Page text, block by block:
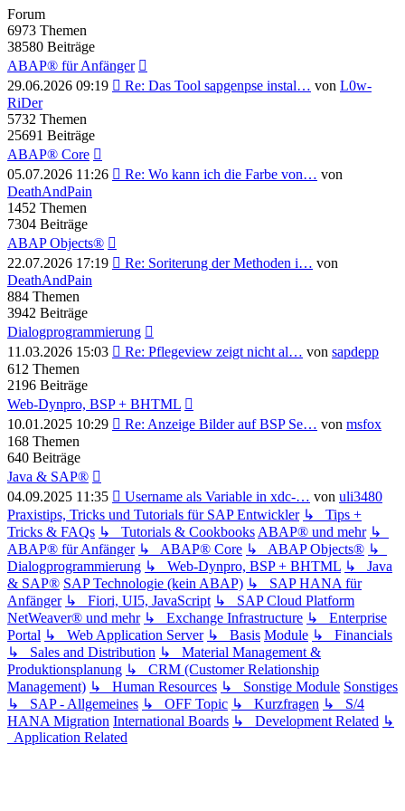
Forum
6973 Themen
38580 Beiträge
ABAP® für Anfänger
29.06.2026 09:19
Neuester
Re: Das Tool sapgenpse instal… von L0w-
RiDer
5732 Themen
25691 Beiträge
ABAP® Core
05.07.2026 11:26
Neuester
Re: Wo kann ich die Farbe von… von
DeathAndPain
1452 Themen
7304 Beiträge
ABAP Objects®
22.07.2026 17:19
Neuester
Re: Soriterung der Methoden i… von
DeathAndPain
884 Themen
3942 Beiträge
Dialogprogrammierung
11.03.2026 15:03
Neuester
Re: Pflegeview zeigt nicht al… von sapdepp
612 Themen
2196 Beiträge
Web-Dynpro, BSP + BHTML
10.01.2025 10:29
Neuester
Re: Anzeige Bilder auf BSP Se… von msfox
168 Themen
640 Beiträge
Java & SAP®
04.09.2025 11:35
Neuester
Beitrag
Username als Variable in xdc-… von uli3480
Praxistips, Tricks und Tutorials für SAP Entwickler ↳ Tips +
Tricks & FAQs ↳ Tutorials & CookbooksABAP® und mehr ↳
ABAP® für Anfänger ↳ ABAP® Core ↳ ABAP Objects® ↳
Dialogprogrammierung ↳ Web-Dynpro, BSP + BHTML ↳ Java
& SAP® SAP Technologie (kein ABAP) ↳ SAP HANA für
Anfänger ↳ Fiori, UI5, JavaScript ↳ SAP Cloud Platform
NetWeaver® und mehr ↳ Exchange Infrastructure ↳ Enterprise
Portal ↳ Web Application Server ↳ Basis Module ↳ Financials
↳ Sales and Distribution ↳ Material Management &
Produktionsplanung ↳ CRM (Customer Relationship
Management) ↳ Human Resources ↳ Sonstige Module Sonstiges
↳ SAP - Allgemeines ↳ OFF Topic ↳ Kurzfragen ↳ S/4
HANA Migration International Boards ↳ Development Related ↳
Application Related